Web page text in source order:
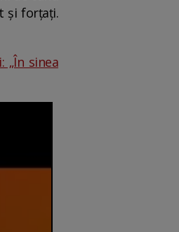
și forțați.
„În sinea